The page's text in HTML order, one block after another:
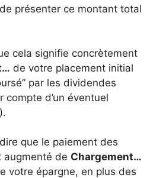
présenter ce montant total
cela signifie concrètement
de votre placement initial
par les dividendes
compte d’un éventuel
que le paiement des
augmenté de Chargement…
votre épargne, en plus des